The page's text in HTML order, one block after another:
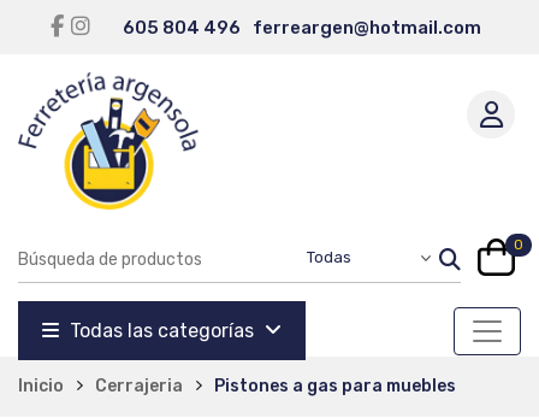
605 804 496 ferreargen@hotmail.com
0
Todas las categorías
Inicio Cerrajeria Pistones a gas para muebles